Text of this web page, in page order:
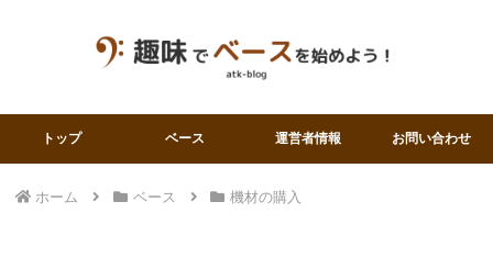
トップ ベース 運営者情報 お問い合わせ
ホーム ベース 機材の購入